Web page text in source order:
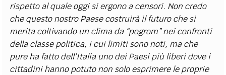
rispetto al quale oggi si ergono a censori. Non credo
che questo nostro Paese costruirà il futuro che si
merita coltivando un clima da “pogrom” nei confronti
della classe politica, i cui limiti sono noti, ma che
pure ha fatto dell’Italia uno dei Paesi più liberi dove i
cittadini hanno potuto non solo esprimere le proprie